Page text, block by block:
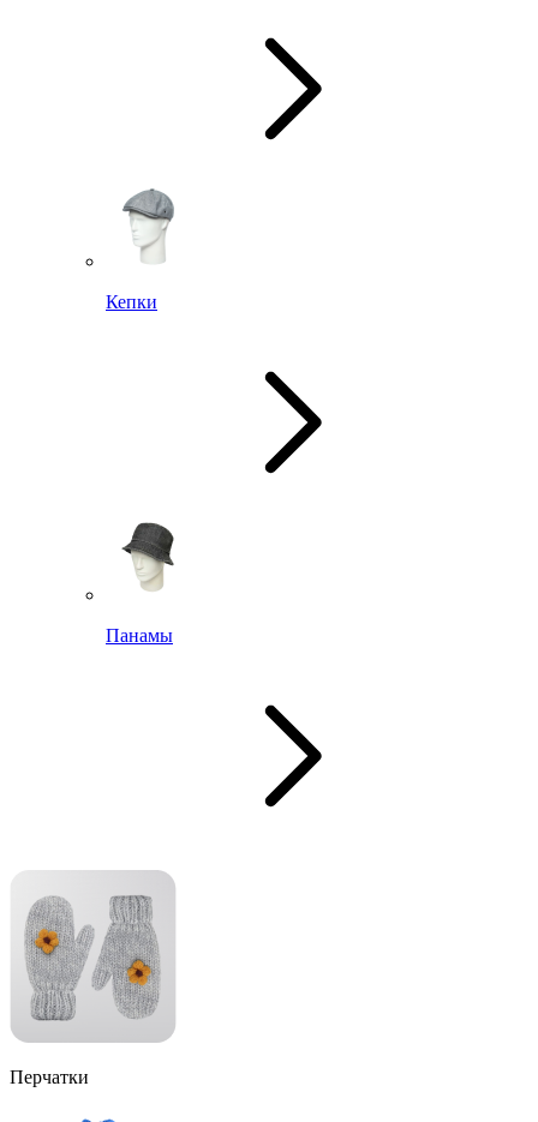
Кепки
Панамы
Перчатки